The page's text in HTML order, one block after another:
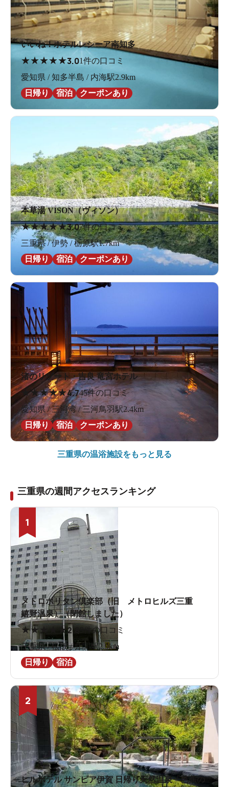
いいね！ホテルレシーア南知多
★★★★★3.01件の口コミ
愛知県 / 知多半島 / 内海駅2.9km
日帰り
宿泊 クーポンあり
本草湯 VISON（ヴィソン）
★★★★★3.07件の口コミ
三重県 / 伊勢 / 栃原駅1.7km
日帰り
宿泊 クーポンあり
渚のリゾート・吉良 竜宮ホテル
★★★★★4.745件の口コミ
愛知県 / 三河湾 / 三河鳥羽駅2.4km
日帰り
宿泊 クーポンあり
三重県の温浴施設をもっと見る
三重県の週間アクセスランキング
1
メトロポリタン倶楽部（旧 メトロヒルズ三重
嬉野温泉）（閉館しました）
★★ ★ ★2.8
9件の口コミ
三重県 / 松阪 / 井関駅2.9km
日帰り
宿泊
2
ヒルホテル サンピア伊賀 日帰り天然温泉「芭蕉の